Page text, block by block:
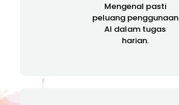
Mengenal pasti
peluang penggunaan
AI dalam tugas
harian.